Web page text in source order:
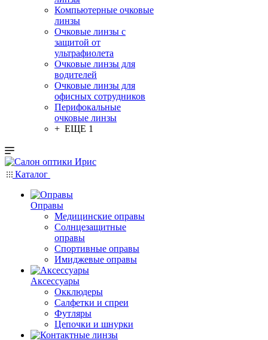
Компьютерные очковые
линзы
Очковые линзы с
защитой от
ультрафиолета
Очковые линзы для
водителей
Очковые линзы для
офисных сотрудников
Перифокальные
очковые линзы
+ ЕЩЕ 1
Каталог
Оправы
Медицинские оправы
Солнцезащитные
оправы
Спортивные оправы
Имиджевые оправы
Аксессуары
Окклюдеры
Салфетки и спреи
Футляры
Цепочки и шнурки